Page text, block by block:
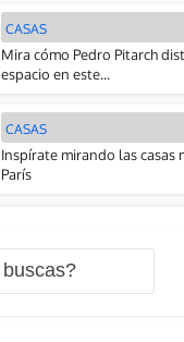
CASAS
Mira cómo Pedro Pitarch
espacio en este...
CASAS
Inspírate mirando las casas
París